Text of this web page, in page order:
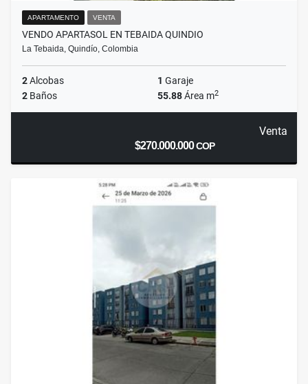
APARTAMENTO VENTA
VENDO APARTASOL EN TEBAIDA QUINDIO
La Tebaida, Quindío, Colombia
2Alcobas 1 Garaje
2 Baños 55.88Área m2
Venta
$270.000.000COP